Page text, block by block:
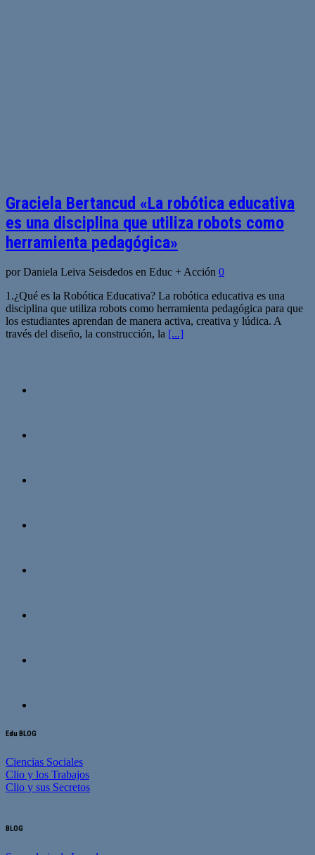
Graciela Bertancud «La robótica educativa
es una disciplina que utiliza robots como
herramienta pedagógica»
por Daniela Leiva Seisdedos en Educ + Acción 0
1.¿Qué es la Robótica Educativa? La robótica educativa es una
disciplina que utiliza robots como herramienta pedagógica para que
los estudiantes aprendan de manera activa, creativa y lúdica. A
través del diseño, la construcción, la [...]
Edu BLOG
Ciencias Sociales
Clio y los Trabajos
Clio y sus Secretos
BLOG